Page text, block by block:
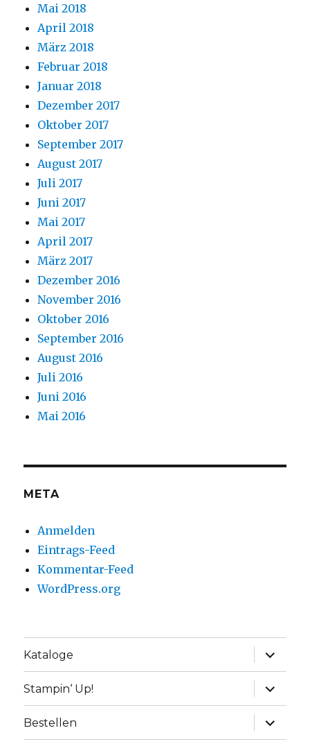
Mai 2018
April 2018
März 2018
Februar 2018
Januar 2018
Dezember 2017
Oktober 2017
September 2017
August 2017
Juli 2017
Juni 2017
Mai 2017
April 2017
März 2017
Dezember 2016
November 2016
Oktober 2016
September 2016
August 2016
Juli 2016
Juni 2016
Mai 2016
META
Anmelden
Eintrags-Feed
Kommentar-Feed
WordPress.org
Kataloge
Stampin‘ Up!
Bestellen